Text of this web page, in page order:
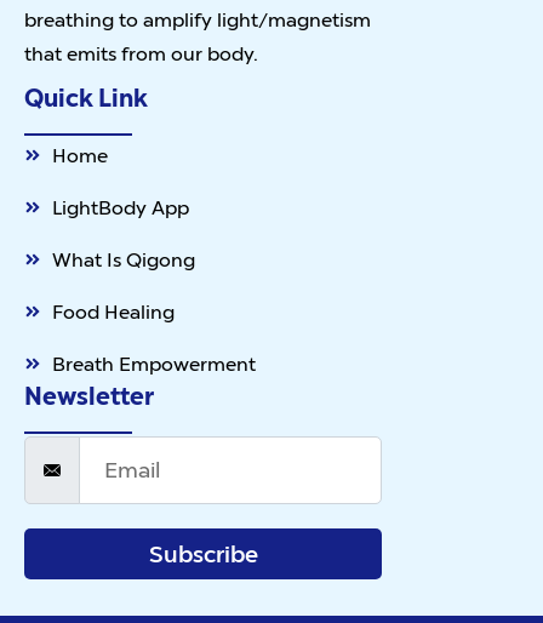
breathing to amplify light/magnetism
that emits from our body.
Quick Link
Home
LightBody App
What Is Qigong
Food Healing
Breath Empowerment
Newsletter
Subscribe